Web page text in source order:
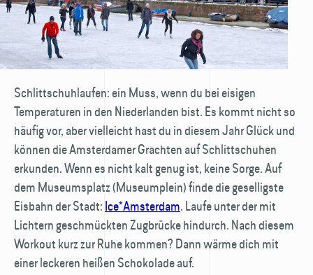
Schlittschuhlaufen: ein Muss, wenn du bei eisigen
Temperaturen in den Nieder­landen bist. Es kommt nicht so
häufig vor, aber vielleicht hast du in diesem Jahr Glück und
können die Amsterdamer Grachten auf Schlittschuhen
erkunden. Wenn es nicht kalt genug ist, keine Sorge. Auf
dem Museumsplatz (Museumplein) finde die geselligste
Eisbahn der Stadt: Ice*Amsterdam. Laufe unter der mit
Lichtern geschmückten Zugbrücke hindurch. Nach diesem
Workout kurz zur Ruhe kommen? Dann wärme dich mit
einer leckeren heißen Schokolade auf.